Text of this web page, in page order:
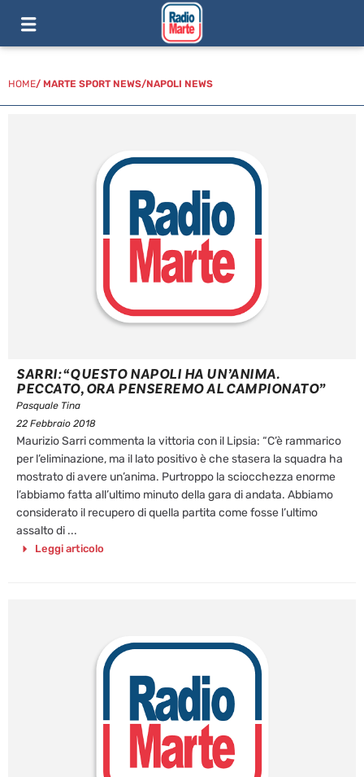
HOME/ MARTE SPORT NEWS/NAPOLI NEWS
SARRI: “QUESTO NAPOLI HA UN’ANIMA.
PECCATO, ORA PENSEREMO AL CAMPIONATO”
Pasquale Tina
22 Febbraio 2018
Maurizio Sarri commenta la vittoria con il Lipsia: “C’è rammarico
per l’eliminazione, ma il lato positivo è che stasera la squadra ha
mostrato di avere un’anima. Purtroppo la sciocchezza enorme
l’abbiamo fatta all’ultimo minuto della gara di andata. Abbiamo
considerato il recupero di quella partita come fosse l’ultimo
assalto di ...
Leggi articolo